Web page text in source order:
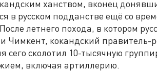
ханством, вконец
в русском подданстве ещё со
летнего похода, в котором
Чимкент, кокандский правитель-
сколотил 10-тысячную
включая артиллерию.